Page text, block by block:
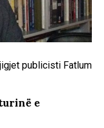
publicisti Fatlum
e